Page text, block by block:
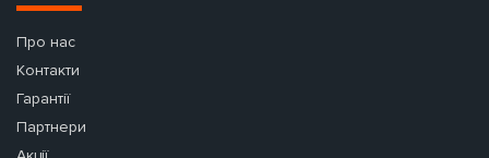
Про нас
Контакти
Гарантії
Партнери